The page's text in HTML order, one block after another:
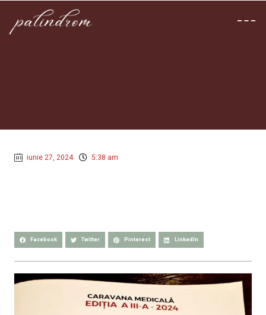
iunie 27, 2024 5:38 am
Facebook Twitter Pinterest LinkedIn